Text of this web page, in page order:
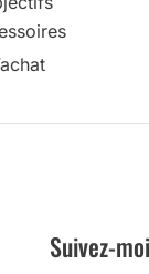
Suivez-moi